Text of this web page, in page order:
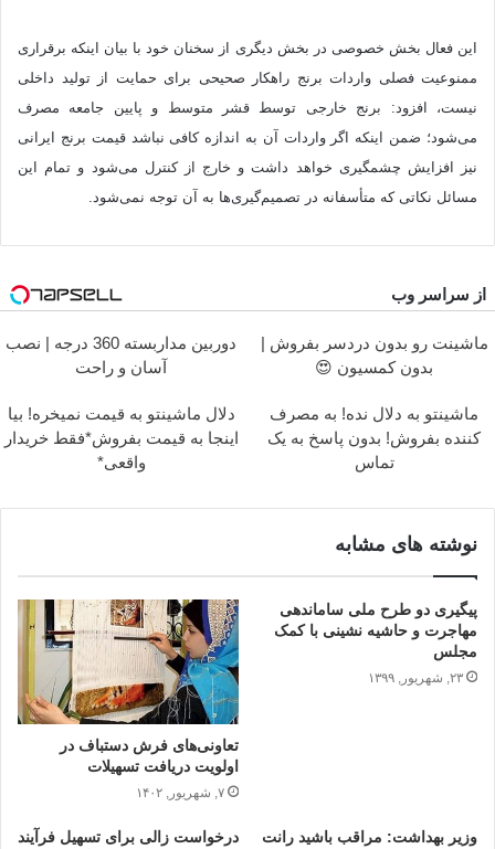
این فعال بخش خصوصی در بخش دیگری از سخنان خود با بیان اینکه برقراری
ممنوعیت فصلی واردات برنج راهکار صحیحی برای حمایت از تولید داخلی
نیست، افزود: برنج خارجی توسط قشر متوسط و پایین جامعه مصرف
می‌شود؛ ضمن اینکه اگر واردات آن به اندازه کافی نباشد قیمت برنج ایرانی
نیز افزایش چشمگیری خواهد داشت و خارج از کنترل می‌شود و تمام این
مسائل نکاتی که متأسفانه در تصمیم‌گیری‌ها به آن توجه نمی‌شود.
از سراسر وب
ماشینت رو بدون دردسر بفروش |
بدون کمسیون 😍
دوربین مداربسته 360 درجه | نصب
آسان و راحت
ماشینتو به دلال نده! به مصرف
کننده بفروش! بدون پاسخ به یک
تماس
دلال ماشینتو به قیمت نمیخره! بیا
اینجا به قیمت بفروش*فقط خریدار
واقعی*
نوشته های مشابه
پیگیری دو طرح ملی ساماندهی
مهاجرت و حاشیه نشینی با کمک
مجلس
۲۳, شهریور, ۱۳۹۹
تعاونی‌های فرش دستباف در
اولویت دریافت تسهیلات
۷, شهریور, ۱۴۰۲
وزیر بهداشت: مراقب باشید رانت
درخواست زالی برای تسهیل فرآیند